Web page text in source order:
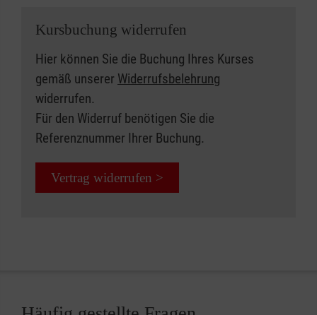
Kursbuchung widerrufen
Hier können Sie die Buchung Ihres Kurses
gemäß unserer Widerrufsbelehrung
widerrufen.
Für den Widerruf benötigen Sie die
Referenznummer Ihrer Buchung.
Vertrag widerrufen >